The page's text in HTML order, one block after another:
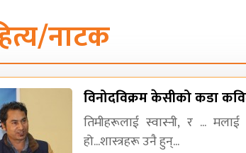
नाटक
विनोदविक्रम केसीको कडा
तिमीहरूलाई स्वास्नी, र ...
हो...शास्त्रहरू उनै हुन्...